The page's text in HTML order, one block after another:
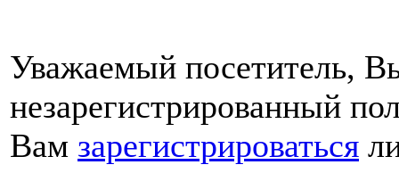
Уважаемый посетитель,
незарегистрированный
Вам зарегистрироваться